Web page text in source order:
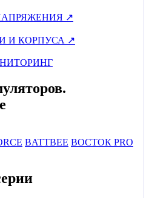
↗
И КОРПУСА ↗
BATTBEE ВОСТОК PRO